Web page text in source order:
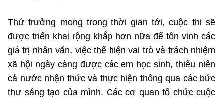
Thứ trưởng mong trong thời gian tới, cuộc thi sẽ
được triển khai rộng khắp hơn nữa để tôn vinh các
giá trị nhân văn, việc thể hiện vai trò và trách nhiệm
xã hội ngày càng được các em học sinh, thiếu niên
cả nước nhận thức và thực hiện thông qua các bức
thư sáng tạo của mình. Các cơ quan tổ chức cuộc